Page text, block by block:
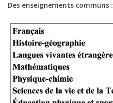
Des enseignements communs :